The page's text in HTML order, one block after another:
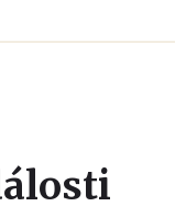
|© Seznam.cz a.s. a další